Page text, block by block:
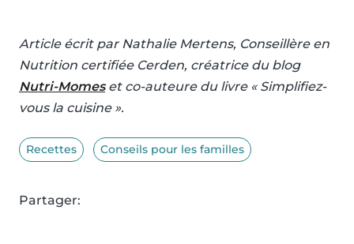
Article écrit par Nathalie Mertens, Conseillère en
Nutrition certifiée Cerden, créatrice du blog
Nutri-Momeset co-auteure du livre « Simplifiez-
vous la cuisine ».
Recettes Conseils pour les familles
Partager: